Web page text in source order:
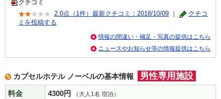
クチコミ
情報の間違い・補足・写真の提供はこちら
ニュースやお知らせ等の情報提供はこちら
カプセルホテル ノーベルの基本情報 男性専用施設
料金 4300円 （大人1名 宿泊）